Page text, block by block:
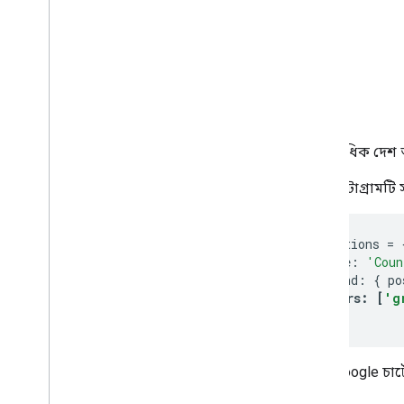
দুই শতাধিক
এই
options =
title :
legend : {
colors: [
সমস্ত Google